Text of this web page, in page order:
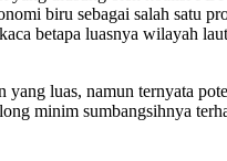
biru sebagai salah satu
betapa luasnya wilayah
yang luas, namun ternyata
minim sumbangsihnya